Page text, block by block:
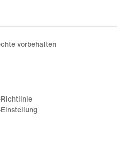
vorbehalten
Richtlinie